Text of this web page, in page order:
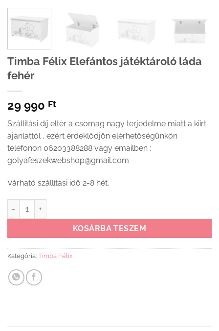
Timba Félix Elefántos játéktároló láda
fehér
29 990 Ft
Szállítási díj eltér a csomag nagy terjedelme miatt a kiírt
ajánlattól , ezért érdeklődjön elérhetőségünkön
telefonon 06203388288 vagy emailben :
golyafeszekwebshop@gmail.com
Várható szállítási idő 2-8 hét.
KOSÁRBA TESZEM
Kategória: Timba Félix